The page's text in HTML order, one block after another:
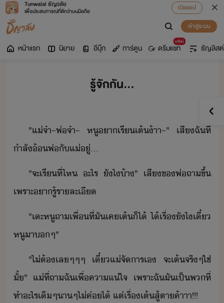
Tunwalai ธัญวลัย
เพื่อประสบการณ์ที่ดีกว่าบนมือถือ
เปิดแอป
เข้าสู่ระบบ
หน้าแรก นิยาย อีบุ๊ก การ์ตูน
มาใหม่
ดรีมแชท ธัญลิสต์
รู้จักกัน...
​​"​แ่​จ๋า​~​พ่​จ๋า​~​ ​หู​า​เรี​เต้​้าา​~​"​ ​เสี​ฉัที​่​
ำลั​้​พ่​ั​แ่​ู่​...
"​จะ​เรี​ที่ไห​ ​ะไร​ ​ัไ​้า​"​ ​เสี​ข​พ่​ถา​ขึ้​
เพราะ​ารู้​ราละเี
"​เะ​หู​ถา​เพื่​ที่​ั​เค​เต้​็ไ้​ ​ไ้เรื่​ัไ​เี๋​
หูา​​ๆ​"
"​ไ่ต้​เล​ๆ​ๆ​ๆ​ ​เี๋​แ่​จัาร​เ​ ​จะ​เต้​จริๆ​ใช่​
ั้​"​ ​แ่​ที่​ถา​ฉั​เพื่​คาแ่ใจ​ ​เพราะ​ฉั​ั​เป็​พ​ที่​
ทำ​ะไร​เิ​ๆ​าๆ​ไ่​ค่​ไ้​ ​แต่​เรื่​เต้​สู้ตา​ค้าาา​!​!​!